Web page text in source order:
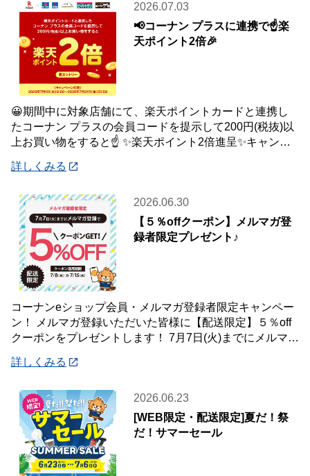
2026.07.03
📢コーナン プラスに連携で☝️楽
天ポイント2倍🎉
😀期間中に対象店舗にて、楽天ポイントカードと連携し
たコーナン プラスの会員コードを提示して200円(税抜)以
上お買い物をすると☝️ ✨楽天ポイント2倍進呈✨キャンペ
詳しくみる
2026.06.30
【５％offクーポン】メルマガ登
録者限定プレゼント♪
コーナンeショップ会員・メルマガ登録者限定キャンペー
ン！ メルマガ登録いただいた皆様に【配送限定】５％off
クーポンをプレゼントします！ 7月7日(火)までにメルマガ
詳しくみる
2026.06.23
[WEB限定・配送限定]夏だ！祭
だ！サマーセール